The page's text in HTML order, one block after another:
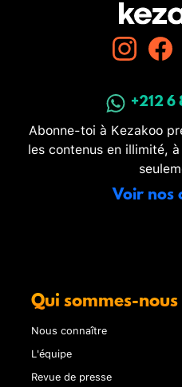
+212 6
Abonne-toi à Kezakoo
les contenus en illimité,
Voir nos
Qui sommes-nous
Nous connaître
L'équipe
Revue de presse